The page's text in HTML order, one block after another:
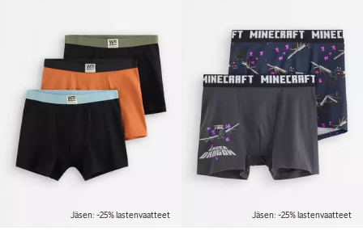
Jäsen: -25% lastenvaatteet Jäsen: -25% lastenvaatteet